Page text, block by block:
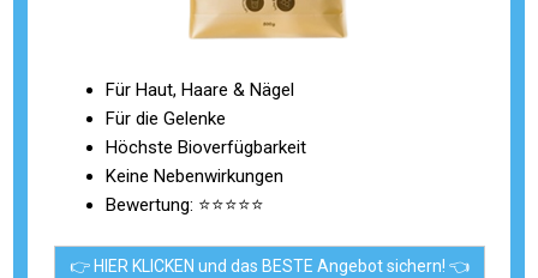
Für Haut, Haare & Nägel
Für die Gelenke
Höchste Bioverfügbarkeit
Keine Nebenwirkungen
Bewertung: ⭐⭐⭐⭐⭐
👉 HIER KLICKEN und das BESTE Angebot sichern! 👈